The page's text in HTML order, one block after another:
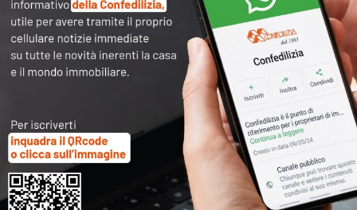
Confedilizia notizie - febbraio 2012
Confedilizia notizie – febbraio 2012
Articoli collegati
Archivi